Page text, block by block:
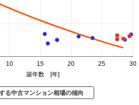
10 15 20 25 30
築年数 [年]
る中古マンション相場の傾向